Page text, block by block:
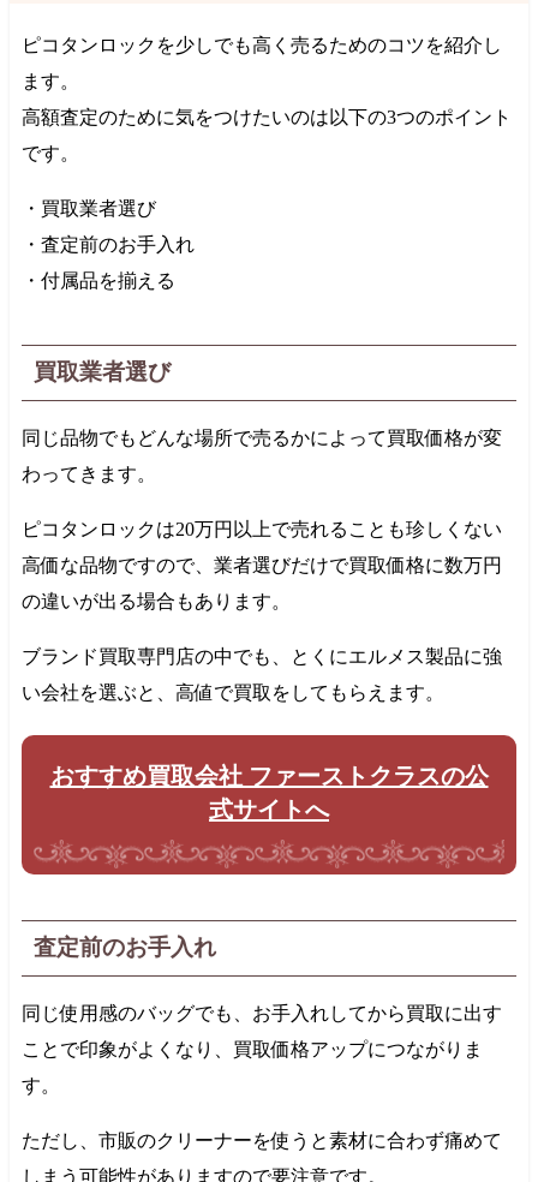
ピコタンロックを少しでも高く売るためのコツを紹介し
ます。
高額査定のために気をつけたいのは以下の3つのポイント
です。
・買取業者選び
・査定前のお手入れ
・付属品を揃える
買取業者選び
同じ品物でもどんな場所で売るかによって買取価格が変
わってきます。
ピコタンロックは20万円 以上で売れることも珍しくない
高価な品物ですので、業者選びだけで買取価格に数万円
の違いが出る場合もあります。
ブランド買取専門店の中でも、とくにエルメス製品に強
い会社を選ぶと、高値で買取をしてもらえます。
おすすめ買取会社 ファーストクラスの公
式サイトへ
査定前のお手入れ
同じ使用感のバッグでも、お手入れしてから買取に出す
ことで印象がよくなり、買取価格アップにつながりま
す。
ただし、市販のクリーナーを使うと素材に合わず痛めて
しまう可能性がありますので要注意です。